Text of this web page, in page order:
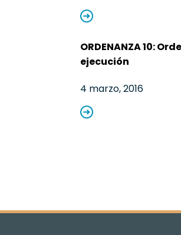
ORDENANZA 10:
ejecución
4 marzo, 2016